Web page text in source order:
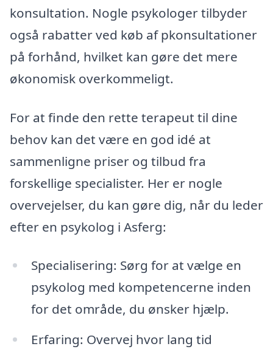
konsultation. Nogle psykologer tilbyder
også rabatter ved køb af pkonsultationer
på forhånd, hvilket kan gøre det mere
økonomisk overkommeligt.
For at finde den rette terapeut til dine
behov kan det være en god idé at
sammenligne priser og tilbud fra
forskellige specialister. Her er nogle
overvejelser, du kan gøre dig, når du leder
efter en psykolog i Asferg:
Specialisering: Sørg for at vælge en
psykolog med kompetencerne inden
for det område, du ønsker hjælp.
Erfaring: Overvej hvor lang tid